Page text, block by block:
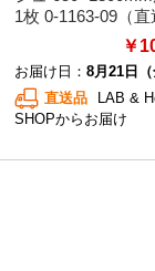
1枚 0-1163-09（直
￥
お届け日： 8月21日
直送品
LAB &
SHOPからお届け